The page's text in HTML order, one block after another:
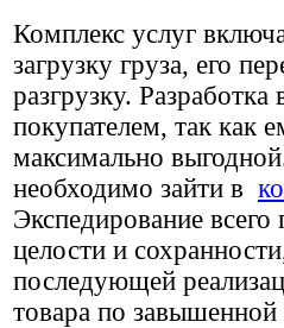
Комплекс услуг
загрузку груза, его
разгрузку.
покупателем, так как
максимально
необходимо зайти в
Экспедирование всего
целости и
последующей
товара по завышенной